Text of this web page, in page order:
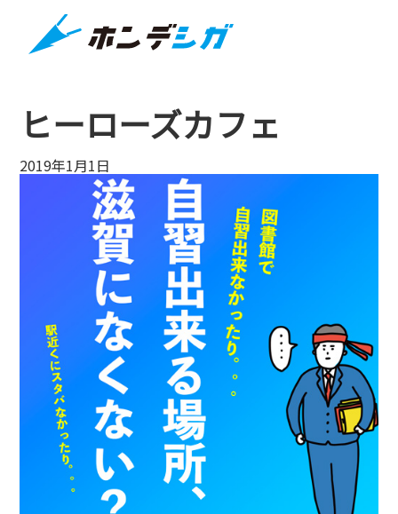
ヒーローズカフェ
2019年1月1日